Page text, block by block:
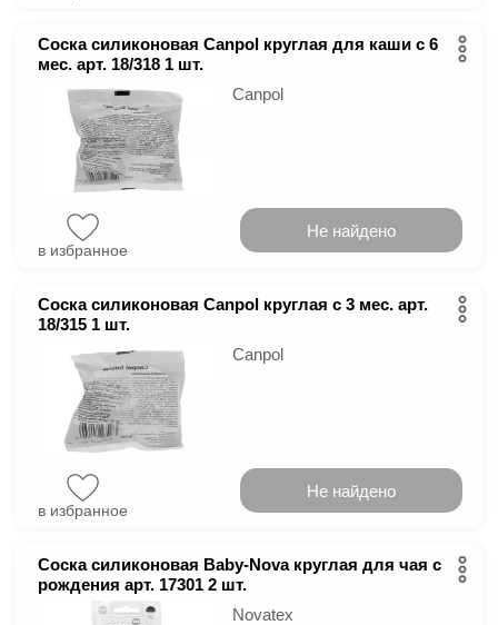
Соска силиконовая Canpol круглая для каши с 6
мес. арт. 18/318 1 шт.
Canpol
в избранное
Не найдено
Соска силиконовая Canpol круглая с 3 мес. арт.
18/315 1 шт.
Canpol
в избранное
Не найдено
Соска силиконовая Baby-Nova круглая для чая с
рождения арт. 17301 2 шт.
Novatex